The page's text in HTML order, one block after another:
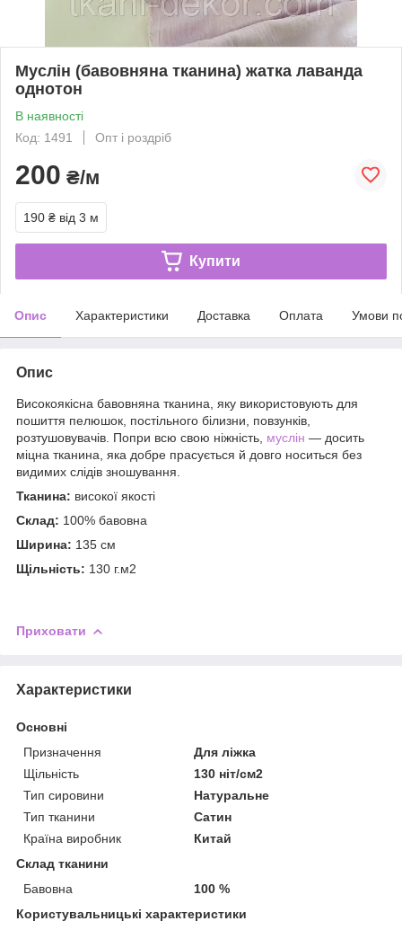
Муслін (бавовняна тканина) жатка лаванда
однотон
В наявності
Код: 1491
Опт і роздріб
200 ₴/м
190 ₴ від 3 м
Купити
Опис Характеристики Доставка Оплата Умови
Опис
Високоякісна бавовняна тканина, яку використовують для
пошиття пелюшок, постільного білизни, повзунків,
розтушовувачів. Попри всю свою ніжність, муслін — досить
міцна тканина, яка добре прасується й довго носиться без
видимих слідів зношування.
Тканина: високої якості
Склад: 100% бавовна
Ширина: 135 см
Щільність: 130 г.м2
Приховати
Характеристики
Основні
Призначення
Для ліжка
Щільність
130 ніт/см2
Тип сировини
Натуральне
Тип тканини
Сатин
Країна виробник
Китай
Склад тканини
Бавовна
100 %
Користувальницькі характеристики